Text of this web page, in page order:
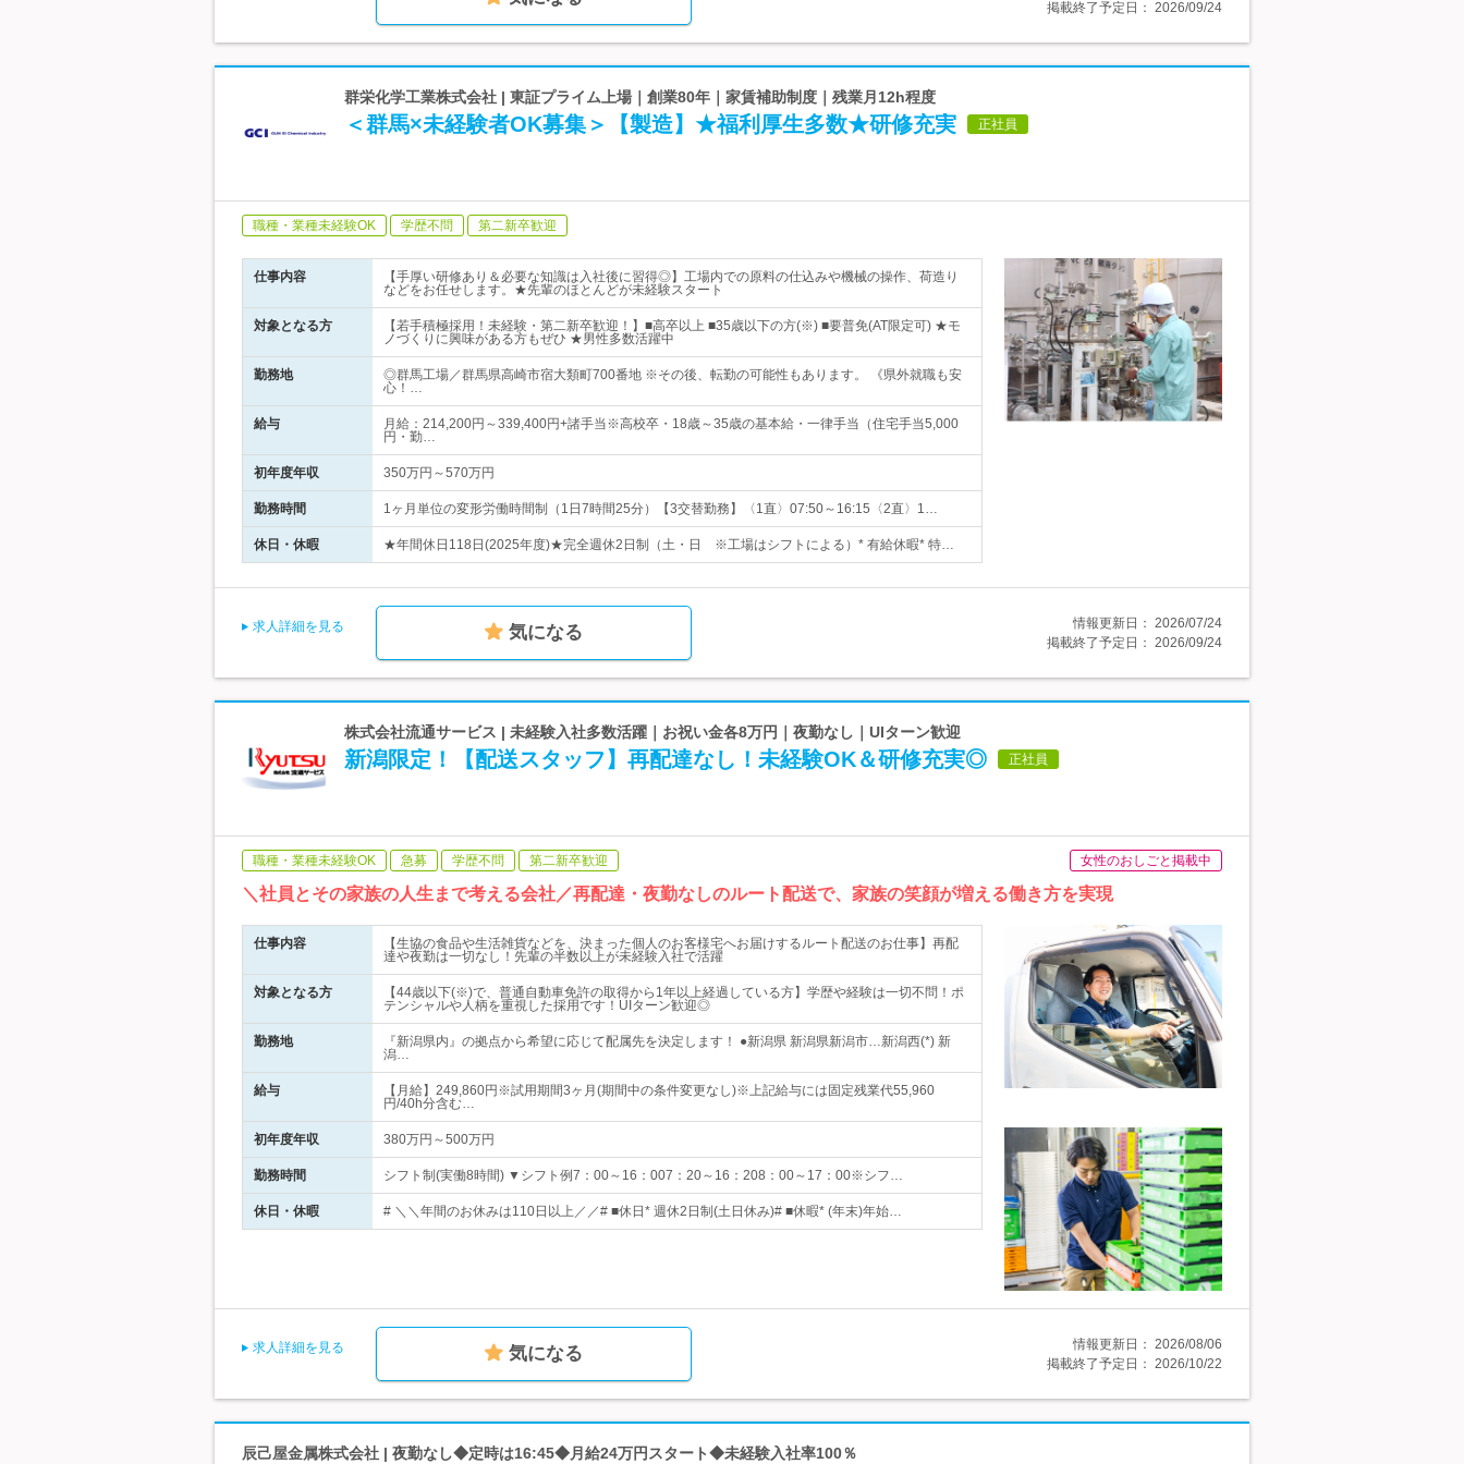
掲載終了予定日： 2026/09/24
群栄化学工業株式会社 | 東証プライム上場｜創業80年｜家賃補助制度｜残業月12h程度
＜群馬×未経験者OK募集＞【製造】★福利厚生多数★研修充実 正社員
職種・業種未経験OK 学歴不問 第二新卒歓迎
仕事内容
【手厚い研修あり＆必要な知識は入社後に習得◎】工場内での原料の仕込みや機械の操作、荷造り
などをお任せします。★先輩のほとんどが未経験スタート
対象となる方
【若手積極採用！未経験・第二新卒歓迎！】■高卒以上 ■35歳以下の方(※) ■要普免(AT限定可) ★モ
ノづくりに興味がある方もぜひ ★男性多数活躍中
勤務地
◎群馬工場／群馬県高崎市宿大類町700番地 ※その後、転勤の可能性もあります。 《県外就職も安
心！…
給与
月給：214,200円～339,400円+諸手当※高校卒・18歳～35歳の基本給・一律手当（住宅手当5,000
円・勤…
初年度年収 350万円～570万円
勤務時間 1ヶ月単位の変形労働時間制（1日7時間25分）【3交替勤務】〈1直〉07:50～16:15〈2直〉1…
休日・休暇 ★年間休日118日(2025年度)★完全週休2日制（土・日 ※工場はシフトによる）* 有給休暇* 特…
求人詳細を見る 気になる 情報更新日： 2026/07/24
掲載終了予定日： 2026/09/24
株式会社流通サービス | 未経験入社多数活躍｜お祝い金各8万円｜夜勤なし｜UIターン歓迎
新潟限定！【配送スタッフ】再配達なし！未経験OK＆研修充実◎ 正社員
職種・業種未経験OK 急募 学歴不問 第二新卒歓迎 女性のおしごと掲載中
＼社員とその家族の人生まで考える会社／再配達・夜勤なしのルート配送で、家族の笑顔が増える働き方を実現
仕事内容
【生協の食品や生活雑貨などを、決まった個人のお客様宅へお届けするルート配送のお仕事】再配
達や夜勤は一切なし！先輩の半数以上が未経験入社で活躍
対象となる方
【44歳以下(※)で、普通自動車免許の取得から1年以上経過している方】学歴や経験は一切不問！ポ
テンシャルや人柄を重視した採用です！UIターン歓迎◎
勤務地
『新潟県内』の拠点から希望に応じて配属先を決定します！ ●新潟県 新潟県新潟市…新潟西(*) 新
潟…
給与
【月給】249,860円※試用期間3ヶ月(期間中の条件変更なし)※上記給与には固定残業代55,960
円/40h分含む…
初年度年収 380万円～500万円
勤務時間 シフト制(実働8時間) ▼シフト例7：00～16：007：20～16：208：00～17：00※シフ…
休日・休暇 # ＼＼年間のお休みは110日以上／／# ■休日* 週休2日制(土日休み)# ■休暇* (年末)年始…
求人詳細を見る 気になる 情報更新日： 2026/08/06
掲載終了予定日： 2026/10/22
辰己屋金属株式会社 | 夜勤なし◆定時は16:45◆月給24万円スタート◆未経験入社率100％